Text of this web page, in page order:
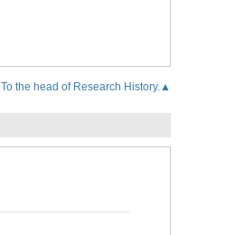
To the head of Research History.▲